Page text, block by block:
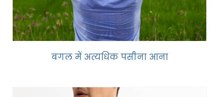
बगल में अत्यधिक पसीना आना